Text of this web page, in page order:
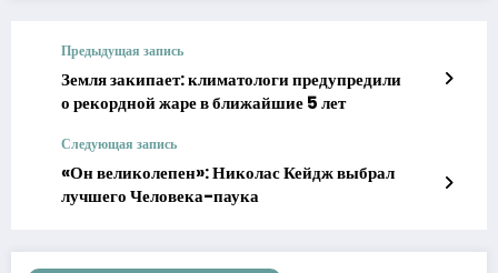
Предыдущая запись
Земля закипает: климатологи предупредили
о рекордной жаре в ближайшие 5 лет
Следующая запись
«Он великолепен»: Николас Кейдж выбрал
лучшего Человека-паука